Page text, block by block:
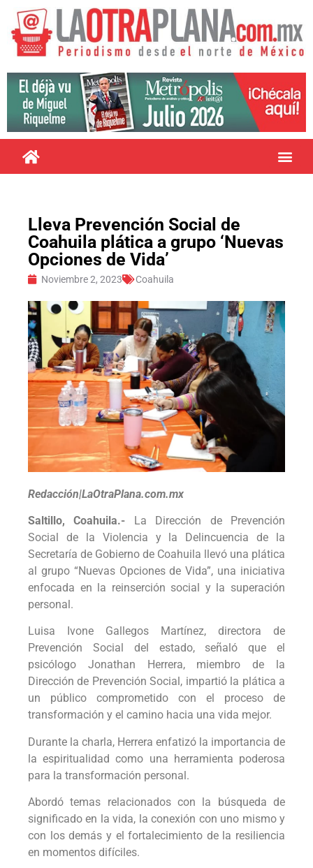
Lleva Prevención Social de
Coahuila plática a grupo ‘Nuevas
Opciones de Vida’
Noviembre 2, 2023 Coahuila
Redacción|LaOtraPlana.com.mx
Saltillo, Coahuila.- La Dirección de Prevención
Social de la Violencia y la Delincuencia de la
Secretaría de Gobierno de Coahuila llevó una plática
al grupo “Nuevas Opciones de Vida”, una iniciativa
enfocada en la reinserción social y la superación
personal.
Luisa Ivone Gallegos Martínez, directora de
Prevención Social del estado, señaló que el
psicólogo Jonathan Herrera, miembro de la
Dirección de Prevención Social, impartió la plática a
un público comprometido con el proceso de
transformación y el camino hacia una vida mejor.
Durante la charla, Herrera enfatizó la importancia de
la espiritualidad como una herramienta poderosa
para la transformación personal.
Abordó temas relacionados con la búsqueda de
significado en la vida, la conexión con uno mismo y
con los demás y el fortalecimiento de la resiliencia
en momentos difíciles.